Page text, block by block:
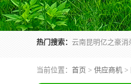
热门搜索：
当前位置： 首页 > 供应商机 >